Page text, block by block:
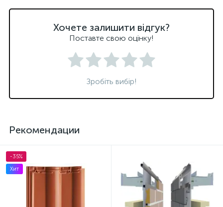
Хочете залишити відгук?
Поставте свою оцінку!
Зробіть вибір!
Рекомендации
-35%
Хит